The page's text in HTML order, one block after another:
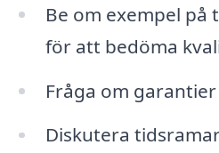
Be om exempel
för att bedöma
Fråga om
Diskutera